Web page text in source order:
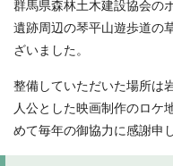
群馬県森林土木建設協会の
遺跡周辺の琴平山遊歩道の
ざいました。
整備していただいた場所は
人公とした映画制作のロケ
めて毎年の御協力に感謝申